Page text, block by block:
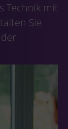
Technik mit
Sie